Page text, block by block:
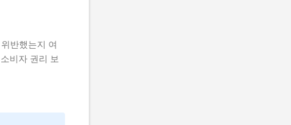
반했는지 여
비자 권리 보